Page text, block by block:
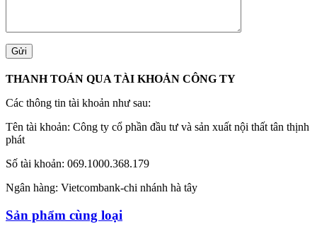
THANH TOÁN QUA TÀI KHOẢN CÔNG TY
Các thông tin tài khoản như sau:
Tên tài khoản: Công ty cổ phần đầu tư và sản xuất nội thất tân thịnh
phát
Số tài khoản: 069.1000.368.179
Ngân hàng: Vietcombank-chi nhánh hà tây
Sản phẩm cùng loại